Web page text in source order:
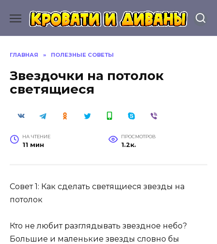
содержанию
ГЛАВНАЯ » ПОЛЕЗНЫЕ СОВЕТЫ
Звездочки на потолок
светящиеся
НА ЧТЕНИЕ
11 мин
ПРОСМОТРОВ
1.2к.
Совет 1: Как сделать светящиеся звезды на
потолок
Кто не любит разглядывать звездное небо?
Большие и маленькие звезды словно бы